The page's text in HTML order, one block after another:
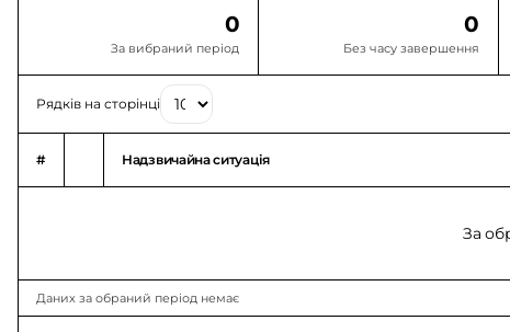
0
За вибраний період
0
Без часу завершення
Рядків на сторінці
# Надзвичайна ситуація
За
Даних за обраний період немає